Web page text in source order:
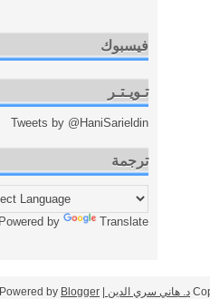
فيسبوك
تـويـتـر
Tweets by @HaniSarieldin
ترجمة
Powered by Translate
د. هاني سري الدين | Powered by
Blogger